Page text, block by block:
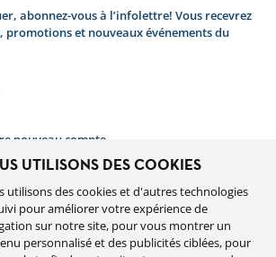
UTILISONS DES COOKIES
utilisons des cookies et d'autres technologies
pour améliorer votre expérience de
sur notre site, pour vous montrer un
personnalisé et des publicités ciblées, pour
abonnez-vous à l’infolettre! Vous recevrez
promotions et nouveaux événements du
nouveau compte